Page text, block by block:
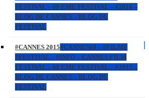
FESTIVAL – 69 EME FESTIVAL – #2016 –
BLOG DE CANNES – BLOG DU
FESTIVAL
#CANNES 2015#CANNES68 – #FILMF
#FESTIVAL – #INFO – CANNES FILM
FESTIVAL – 68 EME FESTIVAL – #2015 –
BLOG DE CANNES – BLOG DU
FESTIVAL